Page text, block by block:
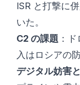
ISR と打撃に
いた。
C2 の課題 ：
入はロシアの
デジタル妨害